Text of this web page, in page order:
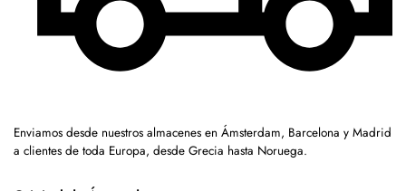
Enviamos desde nuestros almacenes en Ámsterdam, Barcelona y Madrid
a clientes de toda Europa, desde Grecia hasta Noruega.